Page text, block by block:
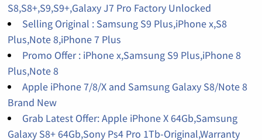
S8,S8+,S9,S9+,Galaxy J7 Pro Factory Unlocked
Selling Original : Samsung S9 Plus,iPhone x,S8
Plus,Note 8,iPhone 7 Plus
Promo Offer : iPhone x,Samsung S9 Plus,iPhone 8
Plus,Note 8
Apple iPhone 7/8/X and Samsung Galaxy S8/Note 8
Brand New
Grab Latest Offer: Apple iPhone X 64Gb,Samsung
Galaxy S8+ 64Gb,Sony Ps4 Pro 1Tb-Original,Warranty